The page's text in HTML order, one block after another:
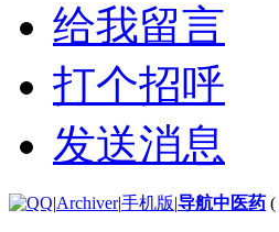
给我留言
打个招呼
发送消息
|Archiver|手机版|导航中医药 (